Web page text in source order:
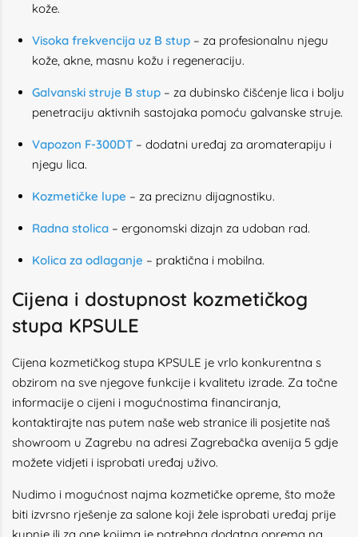
kože.
Visoka frekvencija uz B stup – za profesionalnu njegu
kože, akne, masnu kožu i regeneraciju.
Galvanski struje B stup – za dubinsko čišćenje lica i bolju
penetraciju aktivnih sastojaka pomoću galvanske struje.
Vapozon F-300DT – dodatni uređaj za aromaterapiju i
njegu lica.
Kozmetičke lupe – za preciznu dijagnostiku.
Radna stolica – ergonomski dizajn za udoban rad.
Kolica za odlaganje – praktična i mobilna.
Cijena i dostupnost kozmetičkog
stupa KPSULE
Cijena kozmetičkog stupa KPSULE je vrlo konkurentna s
obzirom na sve njegove funkcije i kvalitetu izrade. Za točne
informacije o cijeni i mogućnostima financiranja,
kontaktirajte nas putem naše web stranice ili posjetite naš
showroom u Zagrebu na adresi Zagrebačka avenija 5 gdje
možete vidjeti i isprobati uređaj uživo.
Nudimo i mogućnost najma kozmetičke opreme, što može
biti izvrsno rješenje za salone koji žele isprobati uređaj prije